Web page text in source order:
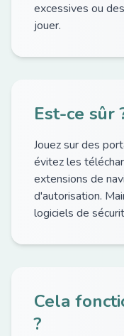
excessives ou
jouer.
Est-ce sûr
Jouez sur des
évitez les
extensions de
d'autorisation.
logiciels de
Cela
?